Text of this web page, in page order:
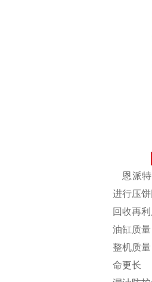
恩派特
进行压
回收再
油缸质
整机质
命更长